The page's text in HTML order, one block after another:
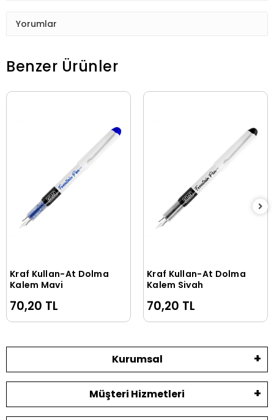
Yorumlar
Benzer Ürünler
Sepete Ekle
Kraf Kullan-At Dolma
Kalem Mavi
70,20 TL
Sepete Ekle
Kraf Kullan-At Dolma
Kalem Siyah
70,20 TL
Kurumsal
Müşteri Hizmetleri